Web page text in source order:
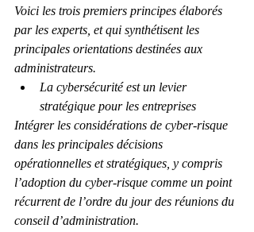
Voici les trois premiers principes élaborés
par les experts, et qui synthétisent les
principales orientations destinées aux
administrateurs.
La cybersécurité est un levier
stratégique pour les entreprises
Intégrer les considérations de cyber-risque
dans les principales décisions
opérationnelles et stratégiques, y compris
l’adoption du cyber-risque comme un point
récurrent de l’ordre du jour des réunions du
conseil d’administration.